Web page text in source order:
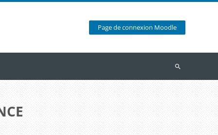
Page de connexion Moodle
Recherche